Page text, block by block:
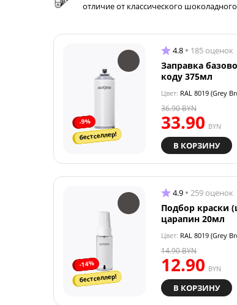
отличие от классического
-9%
бестселлер!
4.8 185 оценок
Заправка
коду 375мл
Цвет: RAL 8019 (Grey
33.90 BYN
36.90BYN
В КОРЗИНУ
-14%
бестселлер!
4.9 259 оценок
Подбор краски
царапин 20мл
Цвет: RAL 8019 (Grey
12.90 BYN
14.90BYN
В КОРЗИНУ